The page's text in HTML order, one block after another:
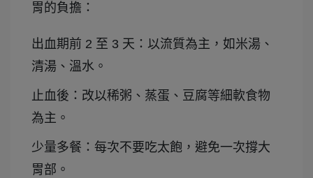
胃的負擔：
出血期前 2 至 3 天：以流質為主，如米湯、
清湯、溫水。
止血後：改以稀粥、蒸蛋、豆腐等細軟食物
為主。
少量多餐：每次不要吃太飽，避免一次撐大
胃部。